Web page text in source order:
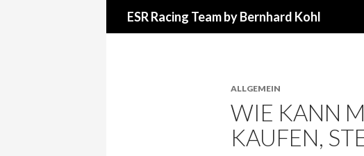
ESR Racing Team by Bernhard Kohl
ALLGEMEIN
WIE KANN
KAUFEN,